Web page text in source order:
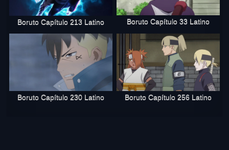
Boruto Capítulo 213 Latino Boruto Capítulo 33 Latino
Boruto Capítulo 230 Latino Boruto Capítulo 256 Latino